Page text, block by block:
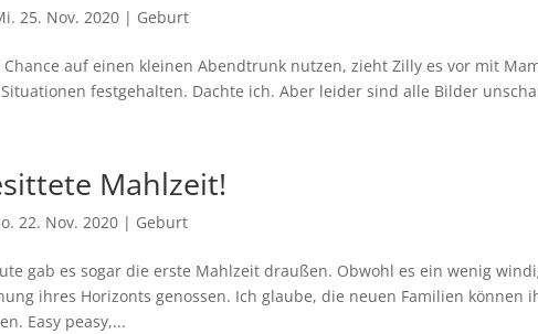
25. Nov. 2020 | Geburt
auf einen kleinen Abendtrunk nutzen, zieht Zilly es vor mit
festgehalten. Dachte ich. Aber leider sind alle Bilder
Mahlzeit!
22. Nov. 2020 | Geburt
gab es sogar die erste Mahlzeit draußen. Obwohl es ein wenig
ihres Horizonts genossen. Ich glaube, die neuen Familien können
Easy peasy,...